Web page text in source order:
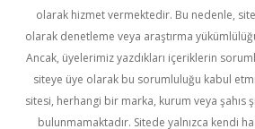
olarak hizmet vermektedir. Bu nedenle,
olarak denetleme veya araştırma
Ancak, üyelerimiz yazdıkları içeriklerin
siteye üye olarak bu sorumluluğu kabul
sitesi, herhangi bir marka, kurum veya şahıs
bulunmamaktadır. Sitede yalnızca kendi